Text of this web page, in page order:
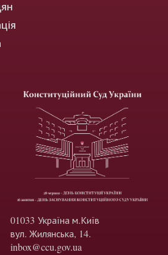
01033 Україна м.Київ
вул. Жилянська, 14.
inbox@ccu.gov.ua